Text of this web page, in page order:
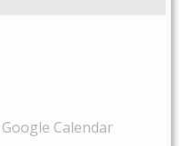
Calendar